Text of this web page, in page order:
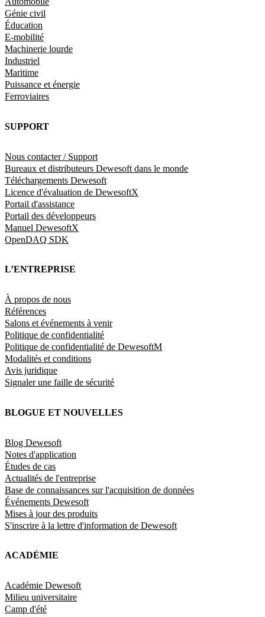
Génie civil
Éducation
E-mobilité
Machinerie lourde
Industriel
Maritime
Puissance et énergie
Ferroviaires
SUPPORT
Nous contacter / Support
Bureaux et distributeurs Dewesoft dans le monde
Téléchargements Dewesoft
Licence d'évaluation de DewesoftX
Portail d'assistance
Portail des développeurs
Manuel DewesoftX
OpenDAQ SDK
L’ENTREPRISE
À propos de nous
Références
Salons et événements à venir
Politique de confidentialité
Politique de confidentialité de DewesoftM
Modalités et conditions
Avis juridique
Signaler une faille de sécurité
BLOGUE ET NOUVELLES
Blog Dewesoft
Notes d'application
Études de cas
Actualités de l'entreprise
Base de connaissances sur l'acquisition de données
Événements Dewesoft
Mises à jour des produits
S'inscrire à la lettre d'information de Dewesoft
ACADÉMIE
Académie Dewesoft
Milieu universitaire
Camp d'été